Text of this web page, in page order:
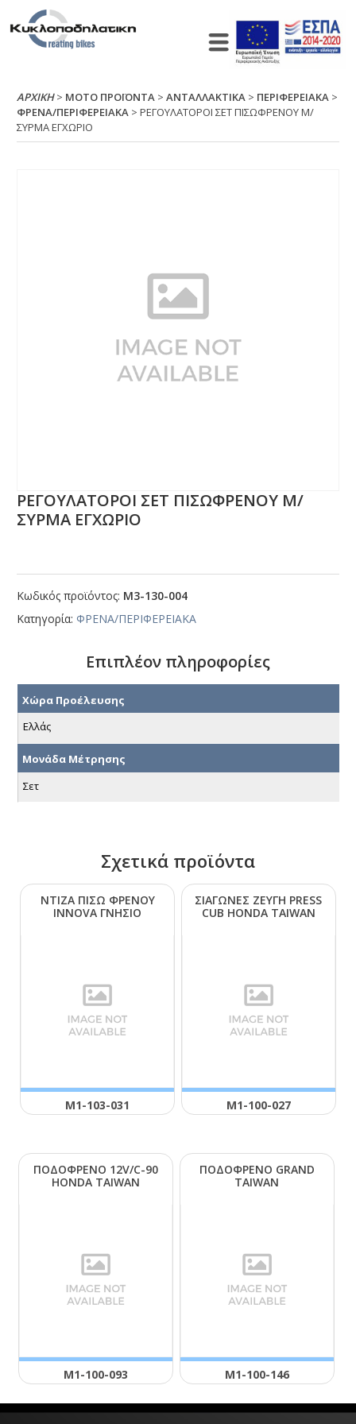
ΑΡΧΙΚΉ> ΜΟΤΟ ΠΡΟΪΟΝΤΑ >ΑΝΤΑΛΛΑΚΤΙΚΑ > ΠΕΡΙΦΕΡΕΙΑΚΑ >
ΦΡΕΝΑ/ΠΕΡΙΦΕΡΕΙΑΚΑ > ΡΕΓΟΥΛΑΤΟΡΟΙ ΣΕΤ ΠΙΣΩΦΡΕΝΟΥ Μ/
ΣΥΡΜΑ ΕΓΧΩΡΙΟ
ΡΕΓΟΥΛΑΤΟΡΟΙ ΣΕΤ ΠΙΣΩΦΡΕΝΟΥ Μ/
ΣΥΡΜΑ ΕΓΧΩΡΙΟ
Κωδικός προϊόντος: Μ3-130-004
Κατηγορία: ΦΡΕΝΑ/ΠΕΡΙΦΕΡΕΙΑΚΑ
Επιπλέον πληροφορίες
Χώρα Προέλευσης
Ελλάς
Μονάδα Μέτρησης
Σετ
Σχετικά προϊόντα
ΝΤΙΖΑ ΠΙΣΩ ΦΡΕΝΟΥ
ΙΝΝΟVΑ ΓΝΗΣΙΟ
Μ1-103-031
ΣΙΑΓΩΝΕΣ ΖΕΥΓΗ ΡRΕSS
CUΒ ΗΟΝDΑ ΤΑΙWΑΝ
Μ1-100-027
ΠΟΔΟΦΡΕΝΟ 12V/C-90
ΗΟΝDΑ ΤΑΙWΑΝ
Μ1-100-093
ΠΟΔΟΦΡΕΝΟ GRΑΝD
ΤΑΙWΑΝ
Μ1-100-146